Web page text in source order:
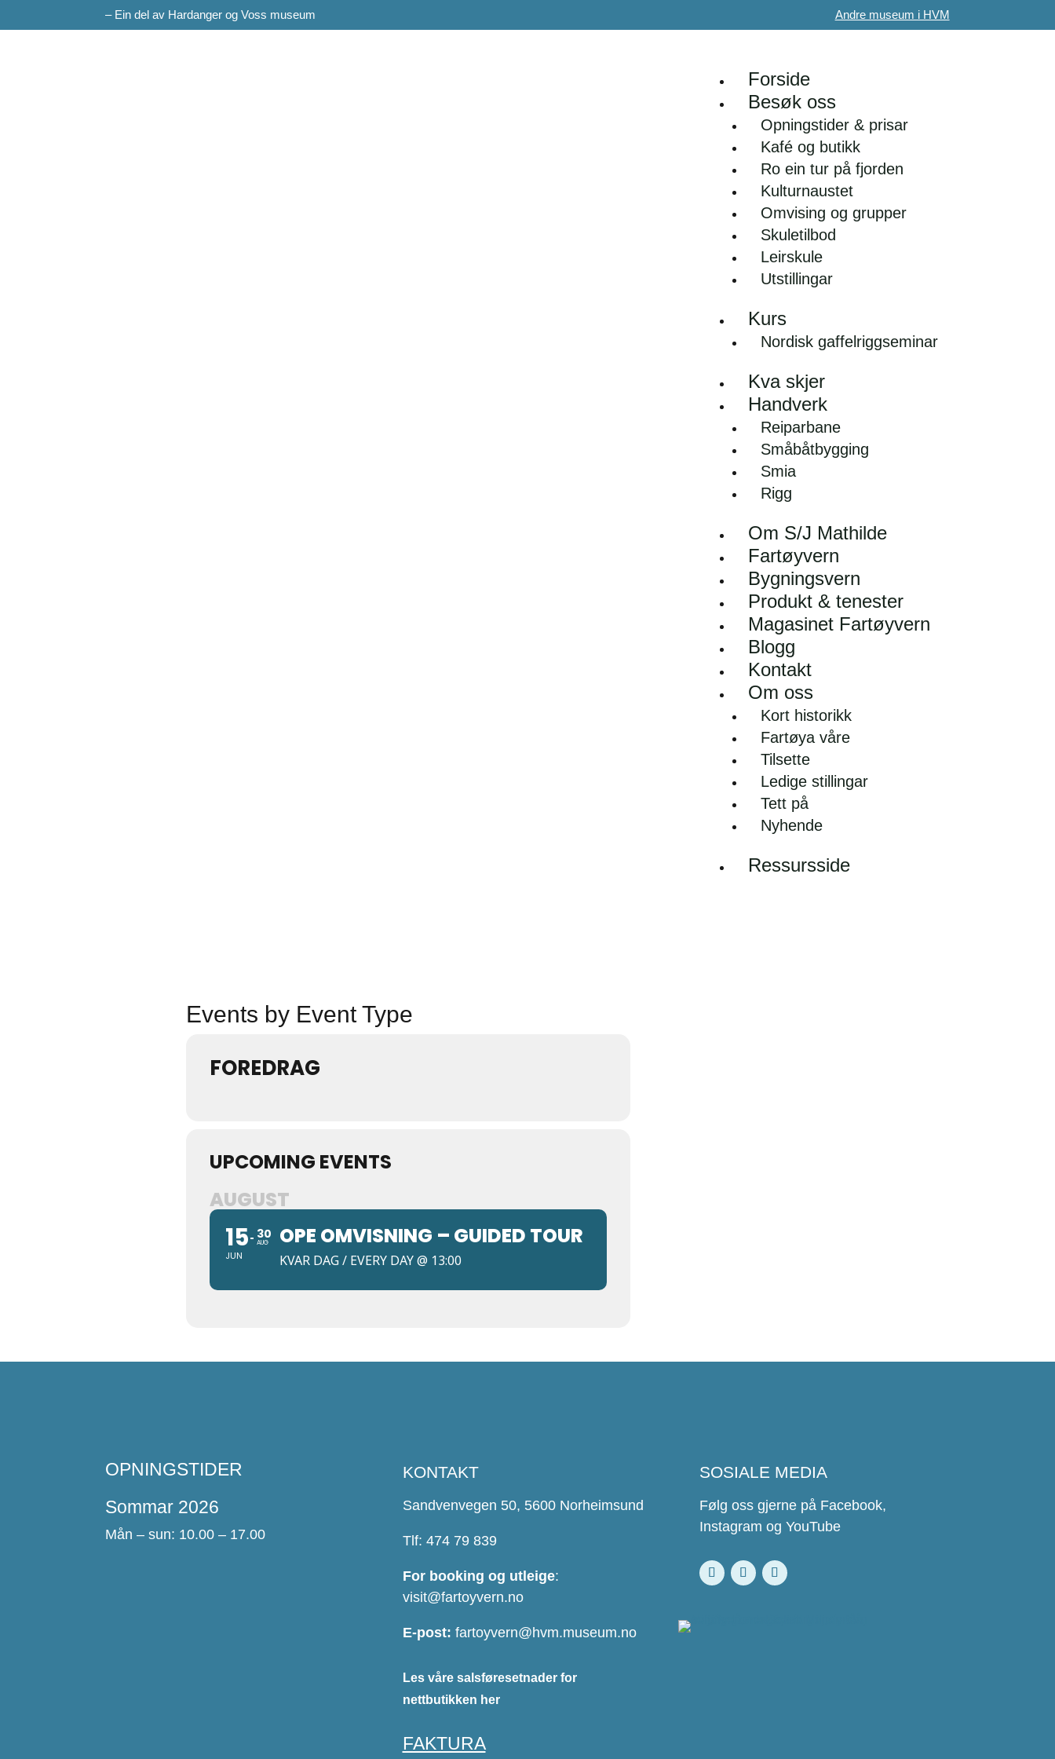
– Ein del av Hardanger og Voss museum Andre museum i HVM
Forside
Besøk oss
Opningstider & prisar
Kafé og butikk
Ro ein tur på fjorden
Kulturnaustet
Omvising og grupper
Skuletilbod
Leirskule
Utstillingar
Kurs
Nordisk gaffelriggseminar
Kva skjer
Handverk
Reiparbane
Småbåtbygging
Smia
Rigg
Om S/J Mathilde
Fartøyvern
Bygningsvern
Produkt & tenester
Magasinet Fartøyvern
Blogg
Kontakt
Om oss
Kort historikk
Fartøya våre
Tilsette
Ledige stillingar
Tett på
Nyhende
Ressursside
Events by Event Type
FOREDRAG
UPCOMING EVENTS
AUGUST
15
JUN
30
AUG OPE OMVISNING – GUIDED TOUR
KVAR DAG / EVERY DAY @ 13:00
OPNINGSTIDER
Sommar 2026
Mån – sun: 10.00 – 17.00
KONTAKT
Sandvenvegen 50, 5600 Norheimsund
Tlf: 474 79 839
For booking og utleige:
visit@fartoyvern.no
E-post: fartoyvern@hvm.museum.no
Les våre salsføresetnader for
nettbutikken her
FAKTURA
SOSIALE MEDIA
Følg oss gjerne på Facebook,
Instagram og YouTube